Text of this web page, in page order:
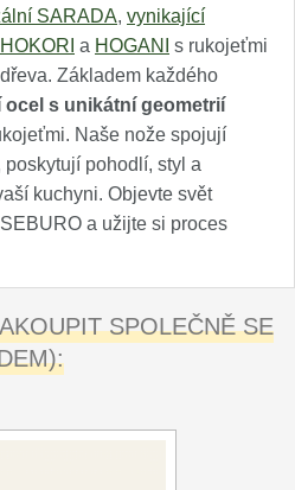
SARADA, vynikající
a HOGANI
s rukojeťmi
Základem každého
s unikátní geometrií
Naše nože spojují
pohodlí, styl a
kuchyni. Objevte svět
a užijte si proces
SPOLEČNĚ SE